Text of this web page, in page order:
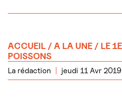
ACCUEIL /A LA UNE / LE
POISSONS
La rédaction jeudi 11 Avr 2019